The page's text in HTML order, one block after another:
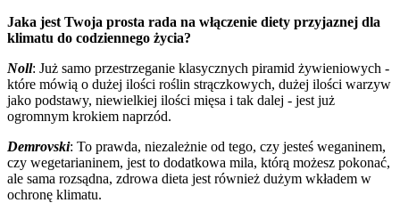
Jaka jest Twoja prosta rada na włączenie diety przyjaznej dla
klimatu do codziennego życia?
Noll: Już samo przestrzeganie klasycznych piramid żywieniowych -
które mówią o dużej ilości roślin strączkowych, dużej ilości warzyw
jako podstawy, niewielkiej ilości mięsa i tak dalej - jest już
ogromnym krokiem naprzód.
Demrovski: To prawda, niezależnie od tego, czy jesteś weganinem,
czy wegetarianinem, jest to dodatkowa mila, którą możesz pokonać,
ale sama rozsądna, zdrowa dieta jest również dużym wkładem w
ochronę klimatu.